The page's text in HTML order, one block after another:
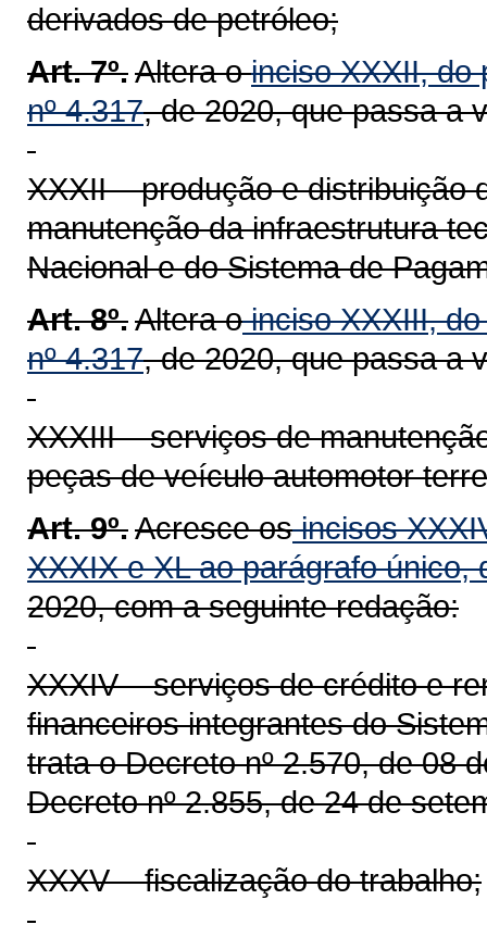
derivados de petróleo;
Art. 7º.Altera oinciso XXXII, do
nº 4.317, de 2020, que passa a
XXXII – produção e distribuição
manutenção da infraestrutura
Nacional e do Sistema de
Art. 8º.Altera oinciso XXXIII, do
nº 4.317, de 2020, que passa a
XXXIII – serviços de
peças de veículo automotor
Art. 9º.Acresce osincisos
XXXIXe XL ao parágrafo único,
2020, com a seguinte redação:
XXXIV – serviços de crédito e
financeiros integrantes do
trata o Decreto nº 2.570, de 08
Decreto nº 2.855, de 24 de
XXXV – fiscalização do trabalho;